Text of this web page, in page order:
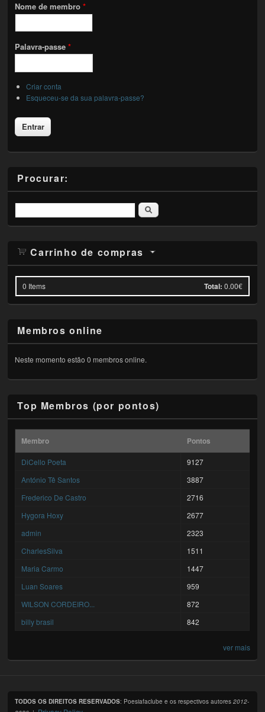
Nome de membro*
Palavra-passe*
Criar conta
Esqueceu-se da sua palavra-passe?
Procurar:
Pesquisar
Carrinho de compras
0 Items Total: 0.00€
Membros online
Neste momento estão 0 membros online.
Top Membros (por pontos)
Membro Pontos
DiCello Poeta
9127
António Tê Santos
3887
Frederico De Castro
2716
Hygora Hoxy
2677
admin
2323
CharlesSilva
1511
Maria Carmo
1447
Luan Soares
959
WILSON CORDEIRO...
872
billy brasil
842
ver mais
TODOS OS DIREITOS RESERVADOS: Poesiafaclube e os respectivos autores2012-